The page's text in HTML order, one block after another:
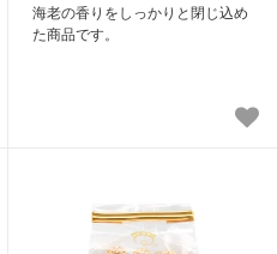
海老の香りをしっかりと閉じ込め
た商品です。